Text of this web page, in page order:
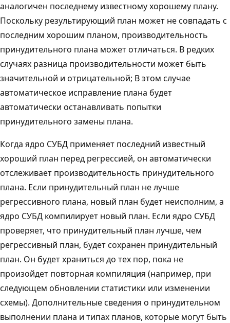
аналогичен последнему известному хорошему плану.
Поскольку результирующий план может не совпадать с
последним хорошим планом, производительность
принудительного плана может отличаться. В редких
случаях разница производительности может быть
значительной и отрицательной; В этом случае
автоматическое исправление плана будет
автоматически останавливать попытки
принудительного замены плана.
Когда ядро СУБД применяет последний известный
хороший план перед регрессией, он автоматически
отслеживает производительность принудительного
плана. Если принудительный план не лучше
регрессивного плана, новый план будет неисполним, а
ядро СУБД компилирует новый план. Если ядро СУБД
проверяет, что принудительный план лучше, чем
регрессивный план, будет сохранен принудительный
план. Он будет храниться до тех пор, пока не
произойдет повторная компиляция (например, при
следующем обновлении статистики или изменении
схемы). Дополнительные сведения о принудительном
выполнении плана и типах планов, которые могут быть